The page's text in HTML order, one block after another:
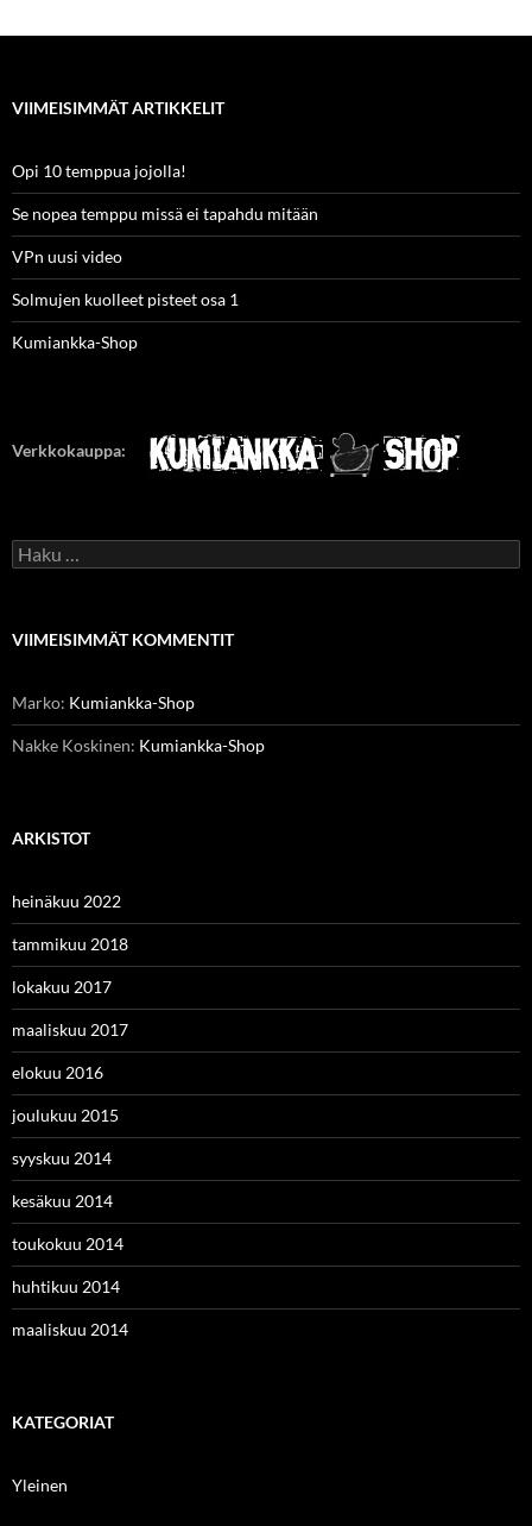
VIIMEISIMMÄT ARTIKKELIT
Opi 10 temppua jojolla!
Se nopea temppu missä ei tapahdu mitään
VPn uusi video
Solmujen kuolleet pisteet osa 1
Kumiankka-Shop
Verkkokauppa:
Haku:
VIIMEISIMMÄT KOMMENTIT
Marko: Kumiankka-Shop
Nakke Koskinen: Kumiankka-Shop
ARKISTOT
heinäkuu 2022
tammikuu 2018
lokakuu 2017
maaliskuu 2017
elokuu 2016
joulukuu 2015
syyskuu 2014
kesäkuu 2014
toukokuu 2014
huhtikuu 2014
maaliskuu 2014
KATEGORIAT
Yleinen